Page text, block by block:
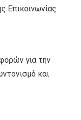
Επικοινωνίας
για την
και